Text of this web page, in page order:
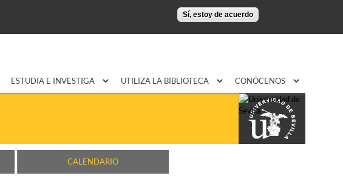
Sí, estoy de acuerdo
ESTUDIA E INVESTIGA UTILIZA LA BIBLIOTECA CONÓCENOS
CALENDARIO